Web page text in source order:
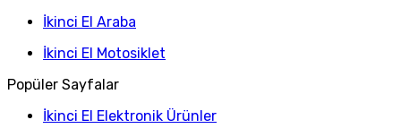
İkinci El Araba
İkinci El Motosiklet
Popüler Sayfalar
İkinci El Elektronik Ürünler